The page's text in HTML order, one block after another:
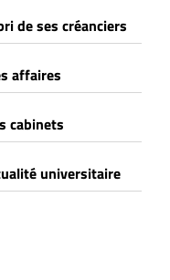
de ses créanciers
affaires
cabinets
universitaire